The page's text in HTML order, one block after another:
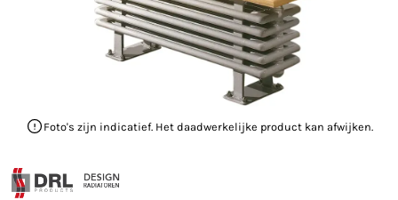
Foto's zijn indicatief. Het daadwerkelijke product kan afwijken.